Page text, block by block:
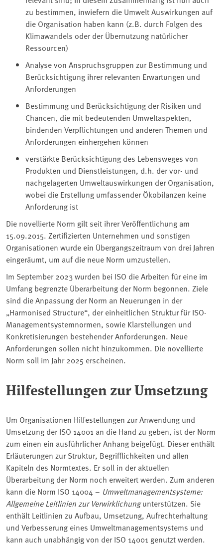
zu bestimmen, inwiefern die Umwelt Auswirkungen auf
die Organisation haben kann (z.B. durch Folgen des
Klimawandels oder der Übernutzung natürlicher
Ressourcen)
Analyse von Anspruchsgruppen zur Bestimmung und
Berücksichtigung ihrer relevanten Erwartungen und
Anforderungen
Bestimmung und Berücksichtigung der Risiken und
Chancen, die mit bedeutenden Umweltaspekten,
bindenden Verpflichtungen und anderen Themen und
Anforderungen einhergehen können
verstärkte Berücksichtigung des Lebensweges von
Produkten und Dienstleistungen, d.h. der vor- und
nachgelagerten Umweltauswirkungen der Organisation,
wobei die Erstellung umfassender Ökobilanzen keine
Anforderung ist
Die novellierte Norm gilt seit ihrer Veröffentlichung am
15.09.2015. Zertifizierten Unternehmen und sonstigen
Organisationen wurde ein Übergangszeitraum von drei Jahren
eingeräumt, um auf die neue Norm umzustellen.
Im September 2023 wurden bei ISO die Arbeiten für eine im
Umfang begrenzte Überarbeitung der Norm begonnen. Ziele
sind die Anpassung der Norm an Neuerungen in der
„Harmonised Structure“, der einheitlichen Struktur für ISO-
Managementsystemnormen, sowie Klarstellungen und
Konkretisierungen bestehender Anforderungen. Neue
Anforderungen sollen nicht hinzukommen. Die novellierte
Norm soll im Jahr 2025 erscheinen.
Hilfestellungen zur Umsetzung
Um Organisationen Hilfestellungen zur Anwendung und
Umsetzung der ISO 14001 an die Hand zu geben, ist der Norm
zum einen ein ausführlicher Anhang beigefügt. Dieser enthält
Erläuterungen zur Struktur, Begrifflichkeiten und allen
Kapiteln des Normtextes. Er soll in der aktuellen
Überarbeitung der Norm noch erweitert werden. Zum anderen
kann die Norm ISO 14004 – Umweltmanagementsysteme:
Allgemeine Leitlinien zur Verwirklichungunterstützen. Sie
enthält Leitlinien zu Aufbau, Umsetzung, Aufrechterhaltung
und Verbesserung eines Umweltmanagementsystems und
kann auch unabhängig von der ISO 14001 genutzt werden.